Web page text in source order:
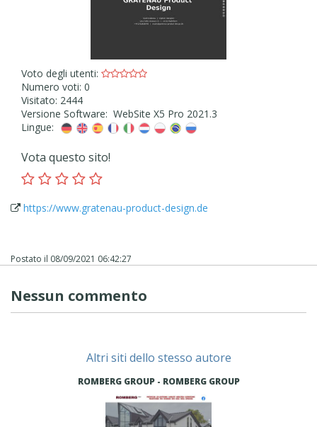
Voto degli utenti:
Numero voti: 0
Visitato: 2444
Versione Software: WebSite X5 Pro 2021.3
Lingue:
Vota questo sito!
https://www.gratenau-product-design.de
Postato il 08/09/2021 06:42:27
Nessun commento
Altri siti dello stesso autore
ROMBERG GROUP - ROMBERG GROUP